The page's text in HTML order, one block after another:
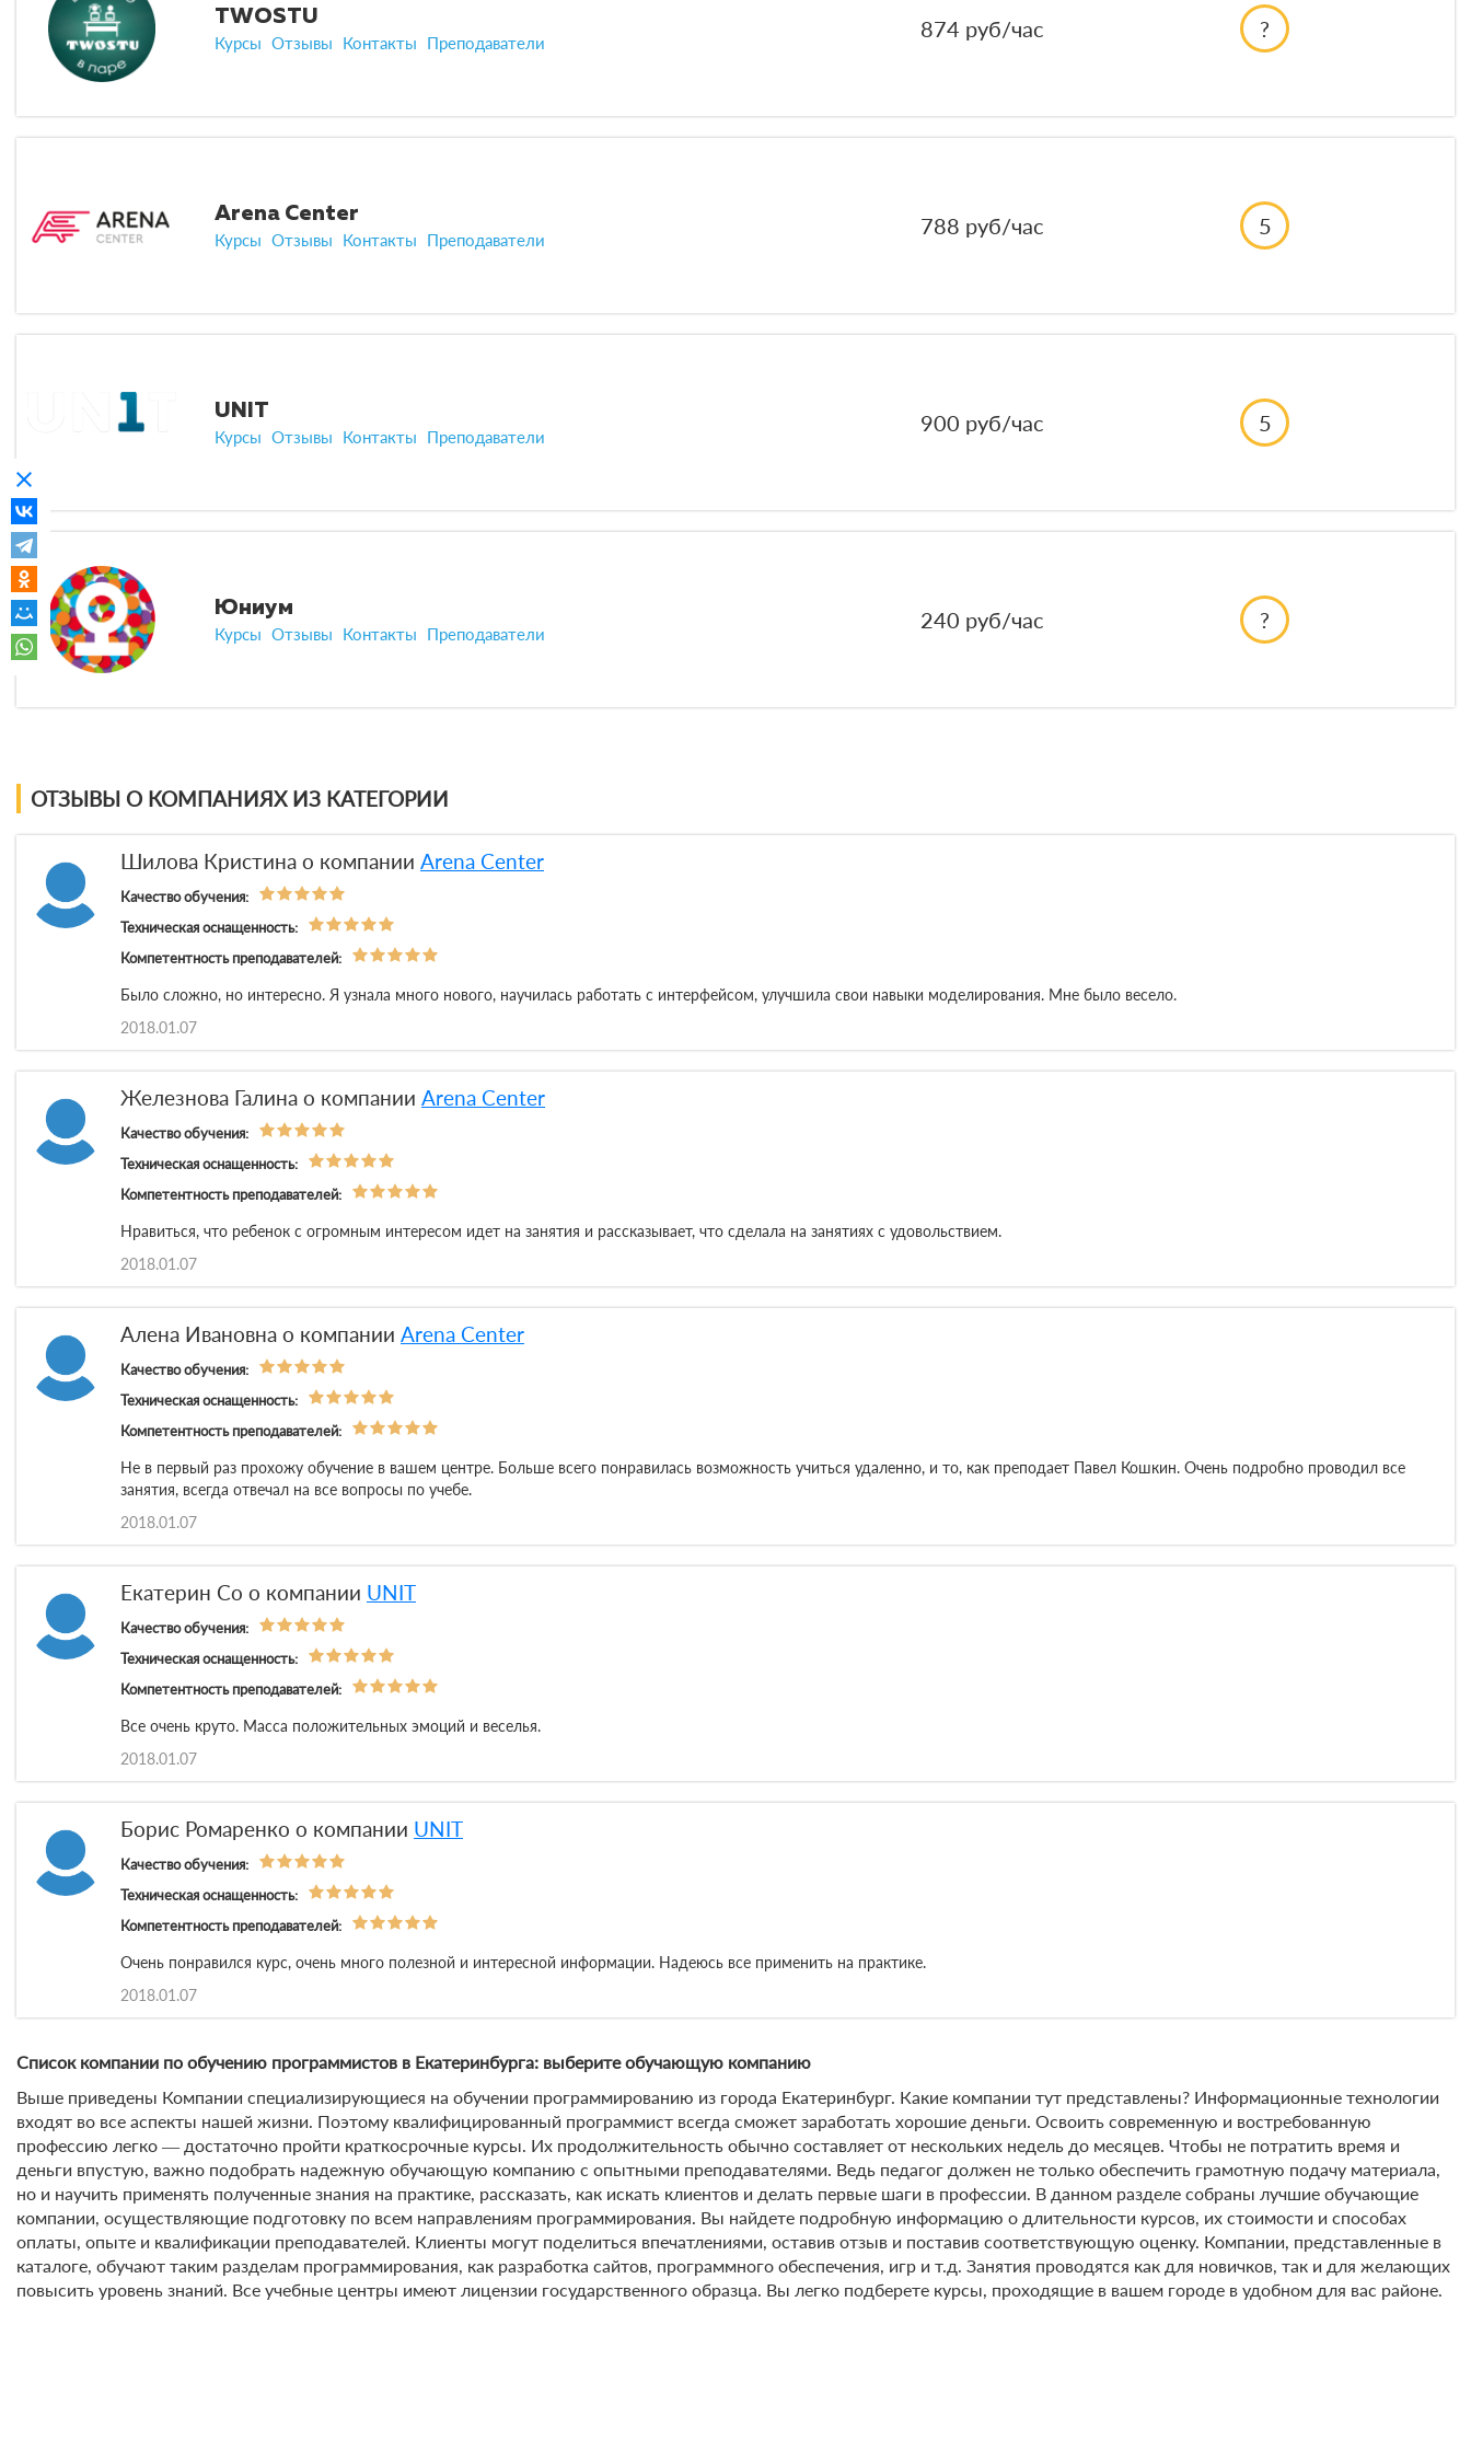
clear
TWOSTU
Курсы Отзывы Контакты Преподаватели
874 руб/час ?
Arena Center
Курсы Отзывы Контакты Преподаватели
788 руб/час 5
UNIT
Курсы Отзывы Контакты Преподаватели
900 руб/час 5
Юниум
Курсы Отзывы Контакты Преподаватели
240 руб/час ?
ОТЗЫВЫ О КОМПАНИЯХ ИЗ КАТЕГОРИИ
Шилова Кристина о компании Arena Center
Качество обучения:
Техническая оснащенность:
Компетентность преподавателей:
Было сложно, но интересно. Я узнала много нового, научилась работать с интерфейсом, улучшила свои навыки моделирования. Мне было весело.
2018.01.07
Железнова Галина о компании Arena Center
Качество обучения:
Техническая оснащенность:
Компетентность преподавателей:
Нравиться, что ребенок с огромным интересом идет на занятия и рассказывает, что сделала на занятиях с удовольствием.
2018.01.07
Алена Ивановна о компании Arena Center
Качество обучения:
Техническая оснащенность:
Компетентность преподавателей:
Не в первый раз прохожу обучение в вашем центре. Больше всего понравилась возможность учиться удаленно, и то, как преподает Павел Кошкин. Очень подробно проводил все
занятия, всегда отвечал на все вопросы по учебе.
2018.01.07
Екатерин Со о компании UNIT
Качество обучения:
Техническая оснащенность:
Компетентность преподавателей:
Все очень круто. Масса положительных эмоций и веселья.
2018.01.07
Борис Ромаренко о компании UNIT
Качество обучения:
Техническая оснащенность:
Компетентность преподавателей:
Очень понравился курс, очень много полезной и интересной информации. Надеюсь все применить на практике.
2018.01.07
Список компании по обучению программистов в Екатеринбурга: выберите обучающую компанию
Выше приведены Компании специализирующиеся на обучении программированию из города Екатеринбург. Какие компании тут представлены? Информационные технологии
входят во все аспекты нашей жизни. Поэтому квалифицированный программист всегда сможет заработать хорошие деньги. Освоить современную и востребованную
профессию легко ― достаточно пройти краткосрочные курсы. Их продолжительность обычно составляет от нескольких недель до месяцев. Чтобы не потратить время и
деньги впустую, важно подобрать надежную обучающую компанию с опытными преподавателями. Ведь педагог должен не только обеспечить грамотную подачу материала,
но и научить применять полученные знания на практике, рассказать, как искать клиентов и делать первые шаги в профессии. В данном разделе собраны лучшие обучающие
компании, осуществляющие подготовку по всем направлениям программирования. Вы найдете подробную информацию о длительности курсов, их стоимости и способах
оплаты, опыте и квалификации преподавателей. Клиенты могут поделиться впечатлениями, оставив отзыв и поставив соответствующую оценку. Компании, представленные в
каталоге, обучают таким разделам программирования, как разработка сайтов, программного обеспечения, игр и т.д. Занятия проводятся как для новичков, так и для желающих
повысить уровень знаний. Все учебные центры имеют лицензии государственного образца. Вы легко подберете курсы, проходящие в вашем городе в удобном для вас районе.